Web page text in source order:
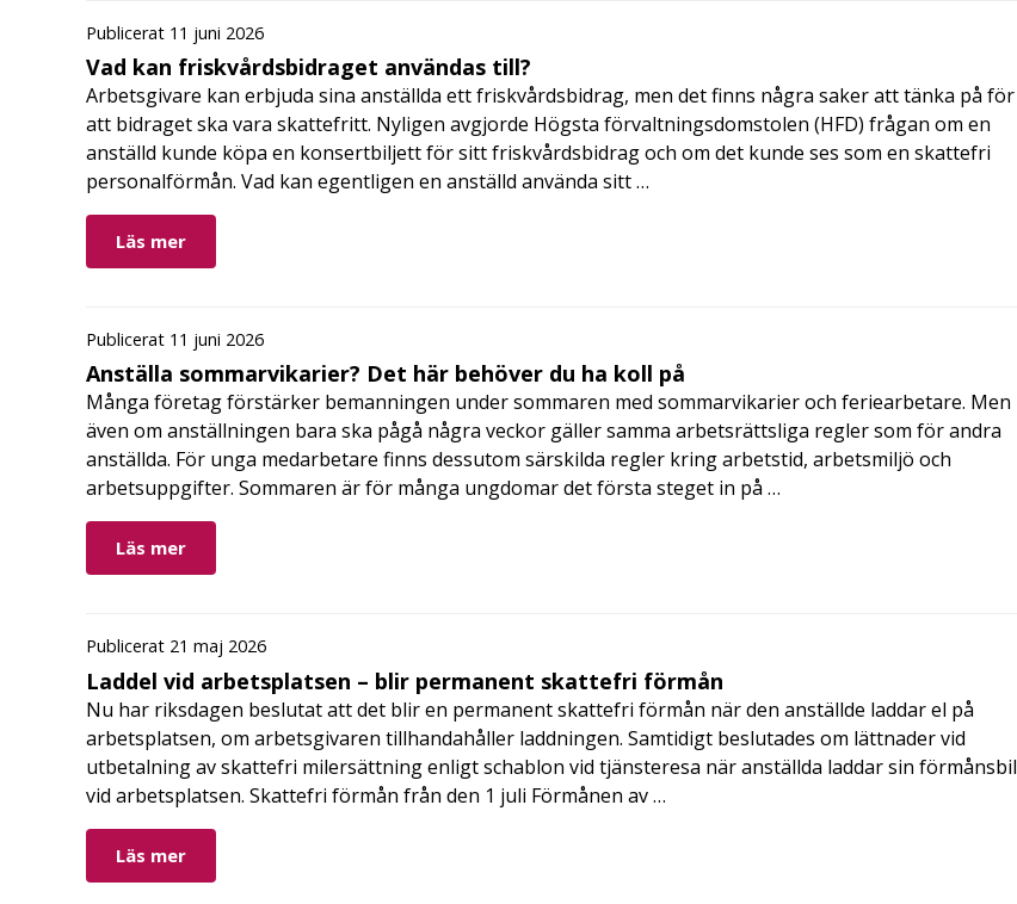
Publicerat 11 juni 2026
Vad kan friskvårdsbidraget användas till?
Arbetsgivare kan erbjuda sina anställda ett friskvårdsbidrag, men det finns några saker att tänka på för
att bidraget ska vara skattefritt. Nyligen avgjorde Högsta förvaltningsdomstolen (HFD) frågan om en
anställd kunde köpa en konsertbiljett för sitt friskvårdsbidrag och om det kunde ses som en skattefri
personalförmån. Vad kan egentligen en anställd använda sitt …
Läs mer
Publicerat 11 juni 2026
Anställa sommarvikarier? Det här behöver du ha koll på
Många företag förstärker bemanningen under sommaren med sommarvikarier och feriearbetare. Men
även om anställningen bara ska pågå några veckor gäller samma arbetsrättsliga regler som för andra
anställda. För unga medarbetare finns dessutom särskilda regler kring arbetstid, arbetsmiljö och
arbetsuppgifter. Sommaren är för många ungdomar det första steget in på …
Läs mer
Publicerat 21 maj 2026
Laddel vid arbetsplatsen – blir permanent skattefri förmån
Nu har riksdagen beslutat att det blir en permanent skattefri förmån när den anställde laddar el på
arbetsplatsen, om arbetsgivaren tillhandahåller laddningen. Samtidigt beslutades om lättnader vid
utbetalning av skattefri milersättning enligt schablon vid tjänsteresa när anställda laddar sin förmånsbil
vid arbetsplatsen. Skattefri förmån från den 1 juli Förmånen av …
Läs mer